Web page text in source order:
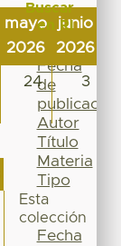
mayo
2026
junio
2026
24 3
Buscar
en RI
Por
Fecha
de
publicación
Autor
Título
Materia
Tipo
Esta
colección
Fecha